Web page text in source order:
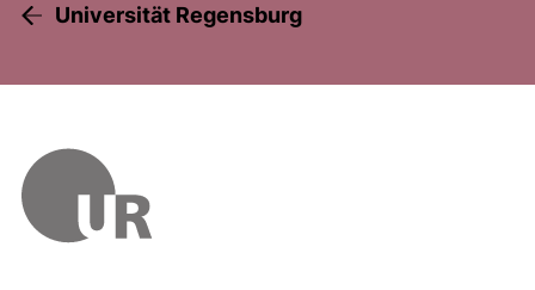
Universität Regensburg